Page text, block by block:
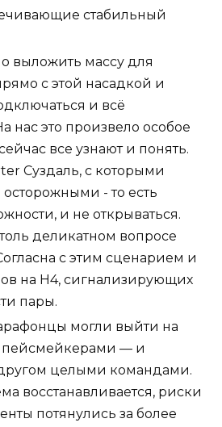
стабильный
выложить массу для
с этой насадкой и
и всё
нас это произвело особое
все узнают и понять.
Суздаль, с которыми
- то есть
и не открываться.
деликатном вопросе
с этим сценарием и
на Н4, сигнализирующих
пары.
могли выйти на
пейсмейкерами — и
целыми командами.
восстанавливается, риски
потянулись за более